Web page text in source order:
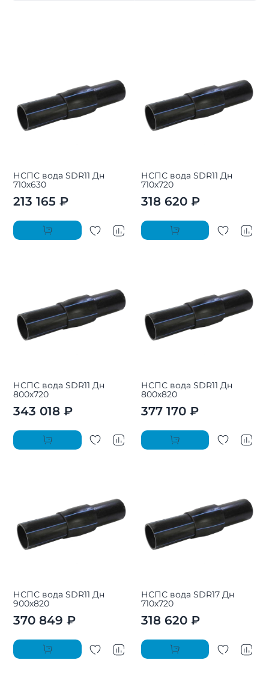
НСПС вода SDR11 Дн
710х630
213 165 ₽
НСПС вода SDR11 Дн
710х720
318 620 ₽
НСПС вода SDR11 Дн
800х720
343 018 ₽
НСПС вода SDR11 Дн
800х820
377 170 ₽
НСПС вода SDR11 Дн
900х820
370 849 ₽
НСПС вода SDR17 Дн
710х720
318 620 ₽